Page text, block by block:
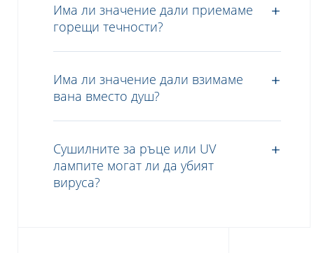
Има ли значение дали приемаме
горещи течности?
Има ли значение дали взимаме
вана вместо душ?
Сушилните за ръце или UV
лампите могат ли да убият
вируса?